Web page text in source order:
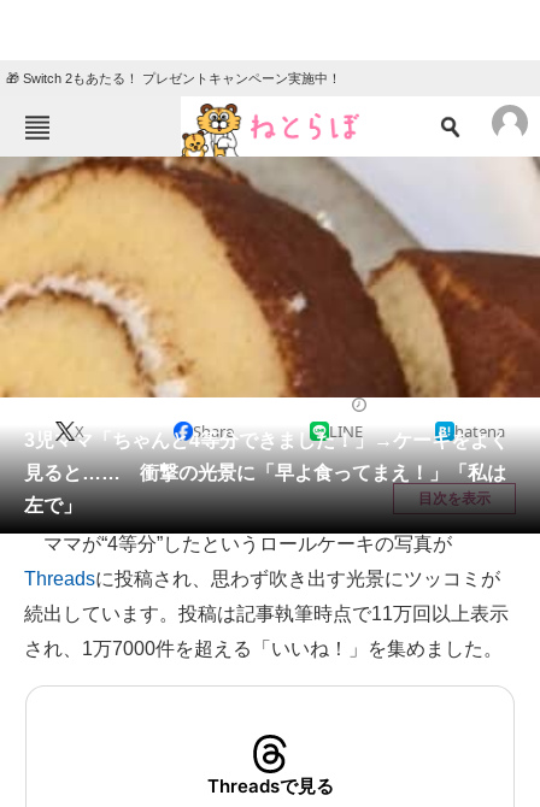
🎁 Switch 2もあたる！ プレゼントキャンペーン実施中！
ねとらぼメニュー
TOP ニュース
グルメ 地域
教育・育児
リサーチ
会員記事
メディア
注目記事を集めた総合ページ
ITの今と未来を見通す
スマホと通信の最新トレンド
ビジネスと働き方のヒント
3児ママ「ちゃんと4等分できました！」→ケーキをよく
見ると…… 衝撃の光景に「早よ食ってまえ！」「私は
左で」
X Share LINE hatena
目次を表示
ママが“4等分”したというロールケーキの写真が
Threadsに投稿され、思わず吹き出す光景にツッコミが
続出しています。投稿は記事執筆時点で11万回以上表示
され、1万7000件を超える「いいね！」を集めました。
Threadsで見る